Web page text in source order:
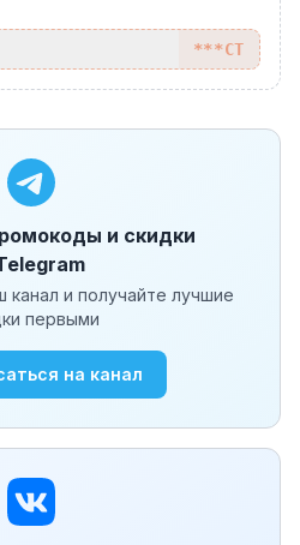
***СТ
и скидки
и получайте лучшие
первыми
на канал